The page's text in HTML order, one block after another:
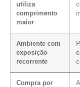
utiliza
comprimento
maior
Ambiente com
exposição
recorrente
Compra por